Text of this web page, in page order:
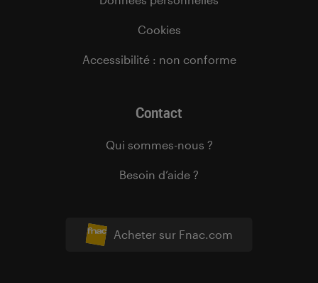
Acheter sur Fnac.com
Cookies
Accessibilité : non conforme
Contact
Qui sommes-nous ?
Besoin d’aide ?